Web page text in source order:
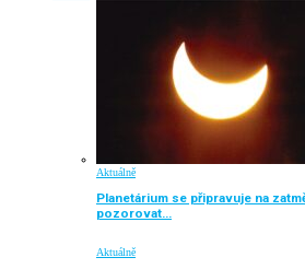
Aktuálně
Planetárium se připravuje na
pozorovat…
Aktuálně